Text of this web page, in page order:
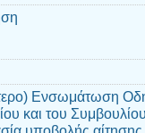
Ενσωμάτωση
και του